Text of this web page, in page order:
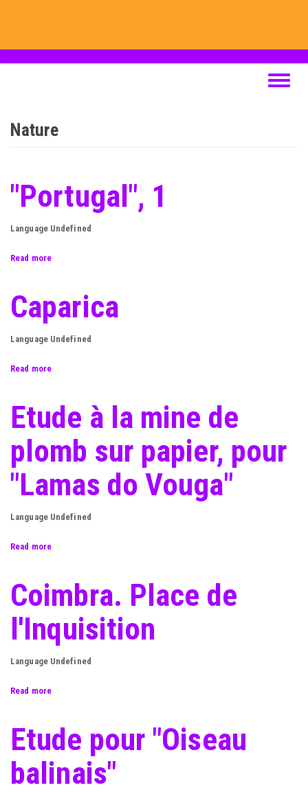
Toggle
Nature
"Portugal", 1
LanguageUndefined
Read moreabout
Caparica
LanguageUndefined
Read moreabout
Etude à la mine de
plomb sur papier, pour
"Lamas do Vouga"
LanguageUndefined
Read moreabout
la
de
plomb
sur
pour
Vouga"
Coimbra. Place de
l'Inquisition
LanguageUndefined
Read moreabout
de
l'Inquisition
Etude pour "Oiseau
balinais"